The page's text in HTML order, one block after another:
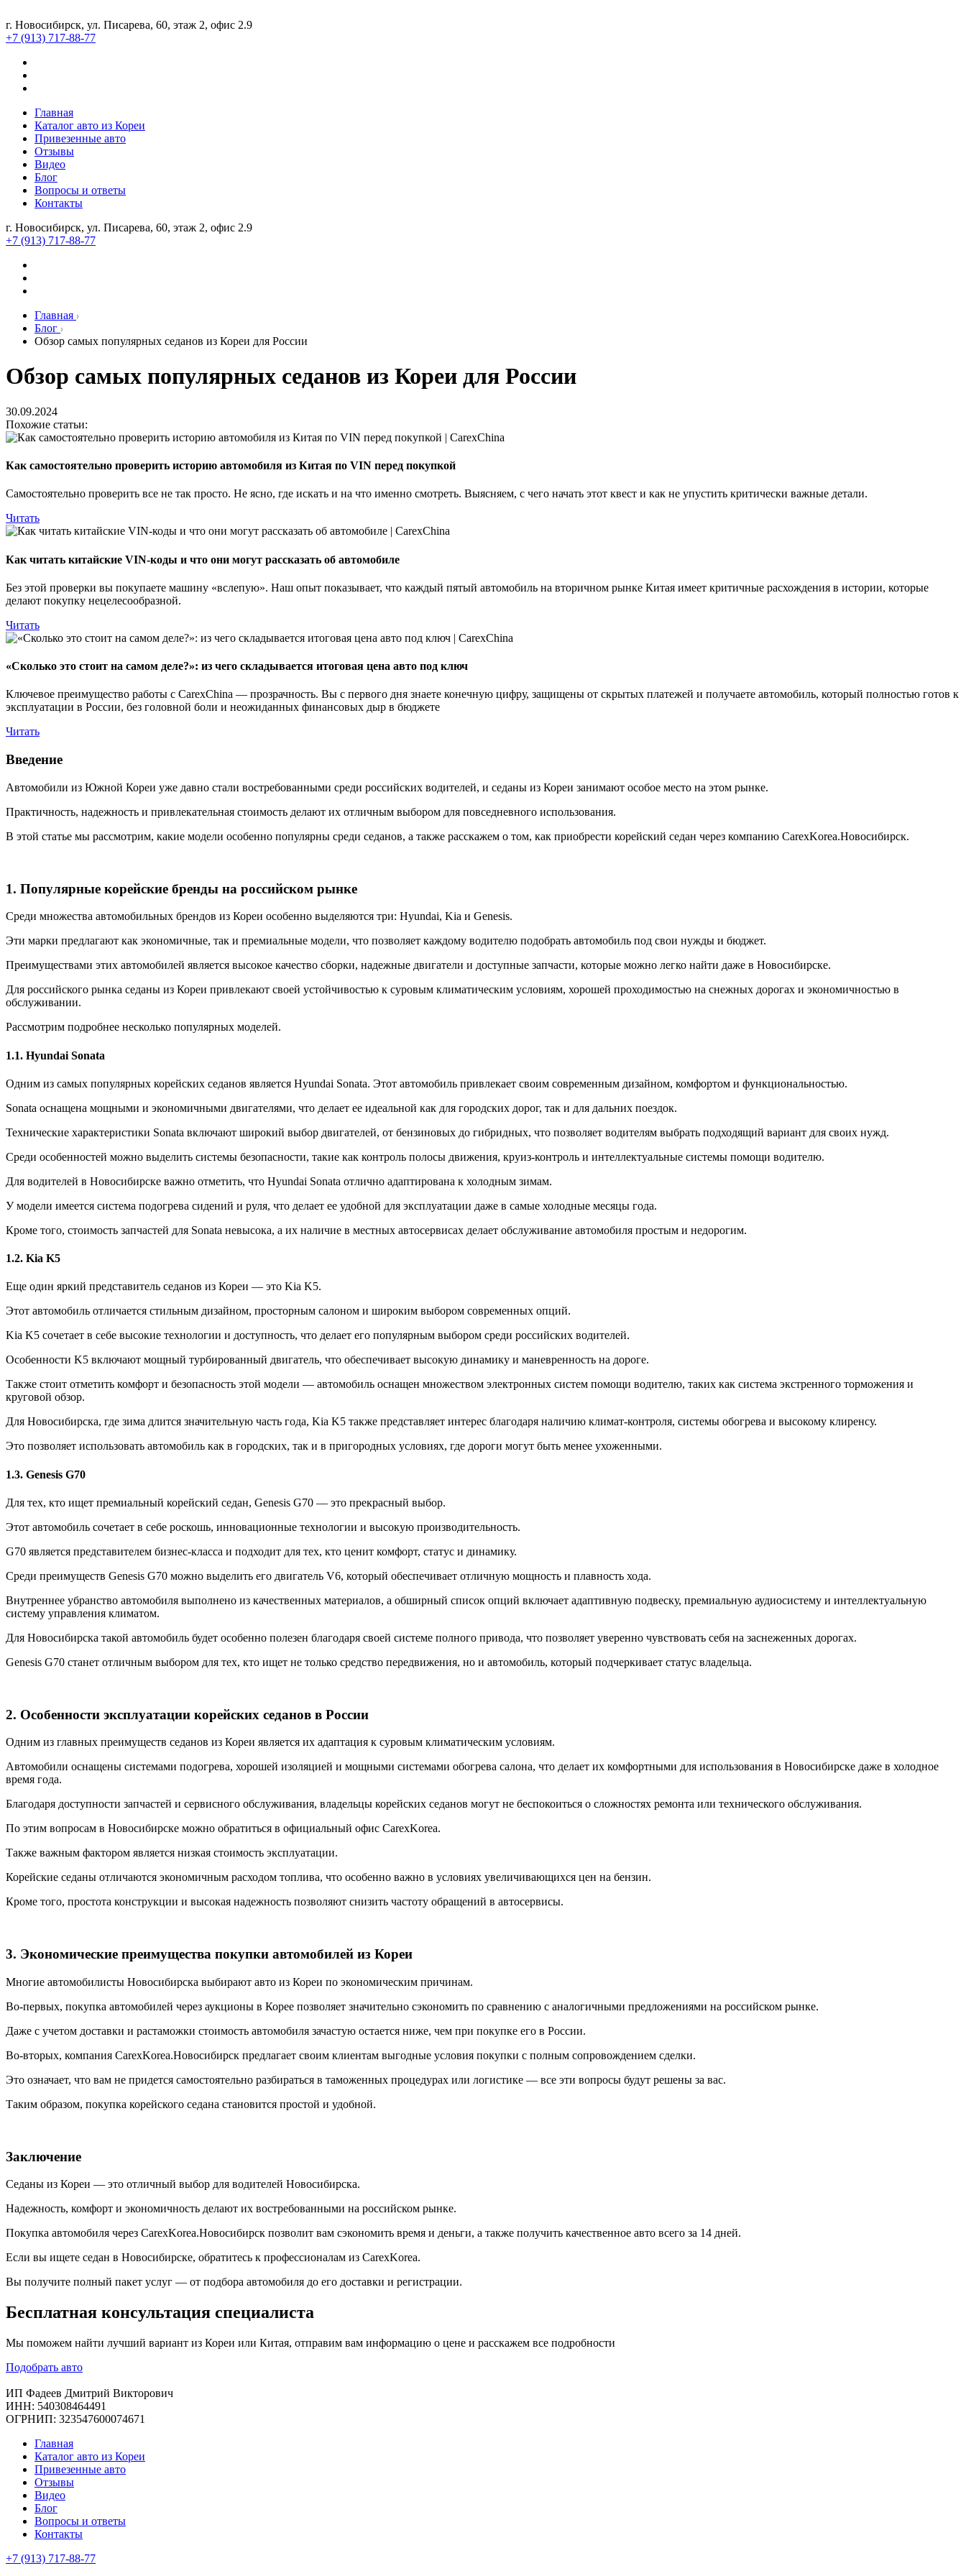
г. Новосибирск, ул. Писарева, 60, этаж 2, офис 2.9
+7 (913) 717-88-77
Главная
Каталог авто из Кореи
Привезенные авто
Отзывы
Видео
Блог
Вопросы и ответы
Контакты
г. Новосибирск, ул. Писарева, 60, этаж 2, офис 2.9
+7 (913) 717-88-77
Главная
Блог
Обзор самых популярных седанов из Кореи для России
Обзор самых популярных седанов из Кореи для России
30.09.2024
Похожие статьи:
Как самостоятельно проверить историю автомобиля из Китая по VIN перед покупкой
Самостоятельно проверить все не так просто. Не ясно, где искать и на что именно смотреть. Выясняем, с чего начать этот квест и как не упустить критически важные детали.
Читать
Как читать китайские VIN-коды и что они могут рассказать об автомобиле
Без этой проверки вы покупаете машину «вслепую». Наш опыт показывает, что каждый пятый автомобиль на вторичном рынке Китая имеет критичные расхождения в истории, которые
делают покупку нецелесообразной.
Читать
«Сколько это стоит на самом деле?»: из чего складывается итоговая цена авто под ключ
Ключевое преимущество работы с CarexChina — прозрачность. Вы с первого дня знаете конечную цифру, защищены от скрытых платежей и получаете автомобиль, который полностью готов к
эксплуатации в России, без головной боли и неожиданных финансовых дыр в бюджете
Читать
Введение
Автомобили из Южной Кореи уже давно стали востребованными среди российских водителей, и седаны из Кореи занимают особое место на этом рынке.
Практичность, надежность и привлекательная стоимость делают их отличным выбором для повседневного использования.
В этой статье мы рассмотрим, какие модели особенно популярны среди седанов, а также расскажем о том, как приобрести корейский седан через компанию CarexKorea.Новосибирск.
1. Популярные корейские бренды на российском рынке
Среди множества автомобильных брендов из Кореи особенно выделяются три: Hyundai, Kia и Genesis.
Эти марки предлагают как экономичные, так и премиальные модели, что позволяет каждому водителю подобрать автомобиль под свои нужды и бюджет.
Преимуществами этих автомобилей является высокое качество сборки, надежные двигатели и доступные запчасти, которые можно легко найти даже в Новосибирске.
Для российского рынка седаны из Кореи привлекают своей устойчивостью к суровым климатическим условиям, хорошей проходимостью на снежных дорогах и экономичностью в
обслуживании.
Рассмотрим подробнее несколько популярных моделей.
1.1. Hyundai Sonata
Одним из самых популярных корейских седанов является Hyundai Sonata. Этот автомобиль привлекает своим современным дизайном, комфортом и функциональностью.
Sonata оснащена мощными и экономичными двигателями, что делает ее идеальной как для городских дорог, так и для дальних поездок.
Технические характеристики Sonata включают широкий выбор двигателей, от бензиновых до гибридных, что позволяет водителям выбрать подходящий вариант для своих нужд.
Среди особенностей можно выделить системы безопасности, такие как контроль полосы движения, круиз-контроль и интеллектуальные системы помощи водителю.
Для водителей в Новосибирске важно отметить, что Hyundai Sonata отлично адаптирована к холодным зимам.
У модели имеется система подогрева сидений и руля, что делает ее удобной для эксплуатации даже в самые холодные месяцы года.
Кроме того, стоимость запчастей для Sonata невысока, а их наличие в местных автосервисах делает обслуживание автомобиля простым и недорогим.
1.2. Kia K5
Еще один яркий представитель седанов из Кореи — это Kia K5.
Этот автомобиль отличается стильным дизайном, просторным салоном и широким выбором современных опций.
Kia K5 сочетает в себе высокие технологии и доступность, что делает его популярным выбором среди российских водителей.
Особенности K5 включают мощный турбированный двигатель, что обеспечивает высокую динамику и маневренность на дороге.
Также стоит отметить комфорт и безопасность этой модели — автомобиль оснащен множеством электронных систем помощи водителю, таких как система экстренного торможения и
круговой обзор.
Для Новосибирска, где зима длится значительную часть года, Kia K5 также представляет интерес благодаря наличию климат-контроля, системы обогрева и высокому клиренсу.
Это позволяет использовать автомобиль как в городских, так и в пригородных условиях, где дороги могут быть менее ухоженными.
1.3. Genesis G70
Для тех, кто ищет премиальный корейский седан, Genesis G70 — это прекрасный выбор.
Этот автомобиль сочетает в себе роскошь, инновационные технологии и высокую производительность.
G70 является представителем бизнес-класса и подходит для тех, кто ценит комфорт, статус и динамику.
Среди преимуществ Genesis G70 можно выделить его двигатель V6, который обеспечивает отличную мощность и плавность хода.
Внутреннее убранство автомобиля выполнено из качественных материалов, а обширный список опций включает адаптивную подвеску, премиальную аудиосистему и интеллектуальную
систему управления климатом.
Для Новосибирска такой автомобиль будет особенно полезен благодаря своей системе полного привода, что позволяет уверенно чувствовать себя на заснеженных дорогах.
Genesis G70 станет отличным выбором для тех, кто ищет не только средство передвижения, но и автомобиль, который подчеркивает статус владельца.
2. Особенности эксплуатации корейских седанов в России
Одним из главных преимуществ седанов из Кореи является их адаптация к суровым климатическим условиям.
Автомобили оснащены системами подогрева, хорошей изоляцией и мощными системами обогрева салона, что делает их комфортными для использования в Новосибирске даже в холодное
время года.
Благодаря доступности запчастей и сервисного обслуживания, владельцы корейских седанов могут не беспокоиться о сложностях ремонта или технического обслуживания.
По этим вопросам в Новосибирске можно обратиться в официальный офис CarexKorea.
Также важным фактором является низкая стоимость эксплуатации.
Корейские седаны отличаются экономичным расходом топлива, что особенно важно в условиях увеличивающихся цен на бензин.
Кроме того, простота конструкции и высокая надежность позволяют снизить частоту обращений в автосервисы.
3. Экономические преимущества покупки автомобилей из Кореи
Многие автомобилисты Новосибирска выбирают авто из Кореи по экономическим причинам.
Во-первых, покупка автомобилей через аукционы в Корее позволяет значительно сэкономить по сравнению с аналогичными предложениями на российском рынке.
Даже с учетом доставки и растаможки стоимость автомобиля зачастую остается ниже, чем при покупке его в России.
Во-вторых, компания CarexKorea.Новосибирск предлагает своим клиентам выгодные условия покупки с полным сопровождением сделки.
Это означает, что вам не придется самостоятельно разбираться в таможенных процедурах или логистике — все эти вопросы будут решены за вас.
Таким образом, покупка корейского седана становится простой и удобной.
Заключение
Седаны из Кореи — это отличный выбор для водителей Новосибирска.
Надежность, комфорт и экономичность делают их востребованными на российском рынке.
Покупка автомобиля через CarexKorea.Новосибирск позволит вам сэкономить время и деньги, а также получить качественное авто всего за 14 дней.
Если вы ищете седан в Новосибирске, обратитесь к профессионалам из CarexKorea.
Вы получите полный пакет услуг — от подбора автомобиля до его доставки и регистрации.
Бесплатная консультация специалиста
Мы поможем найти лучший вариант из Кореи или Китая, отправим вам информацию о цене и расскажем все подробности
Подобрать авто
ИП Фадеев Дмитрий Викторович
ИНН: 540308464491
ОГРНИП: 323547600074671
Главная
Каталог авто из Кореи
Привезенные авто
Отзывы
Видео
Блог
Вопросы и ответы
Контакты
+7 (913) 717-88-77